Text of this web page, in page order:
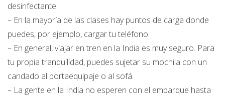
desinfectante.
– En la mayoría de las clases hay puntos de carga donde
puedes, por ejemplo, cargar tu teléfono.
– En general, viajar en tren en la India es muy seguro. Para
tu propia tranquilidad, puedes sujetar su mochila con un
candado al portaequipaje o al sofá.
– La gente en la India no esperen con el embarque hasta